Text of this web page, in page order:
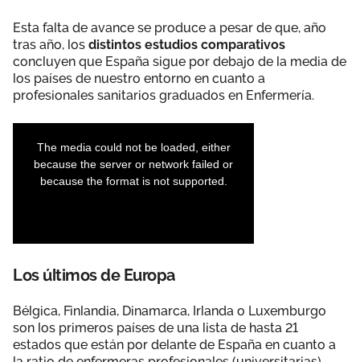
Esta falta de avance se produce a pesar de que, año
tras año, los distintos estudios comparativos
concluyen que España sigue por debajo de la media de
los países de nuestro entorno en cuanto a
profesionales sanitarios graduados en Enfermería.
Los últimos de Europa
Bélgica, Finlandia, Dinamarca, Irlanda o Luxemburgo
son los primeros países de una lista de hasta 21
estados que están por delante de España en cuanto a